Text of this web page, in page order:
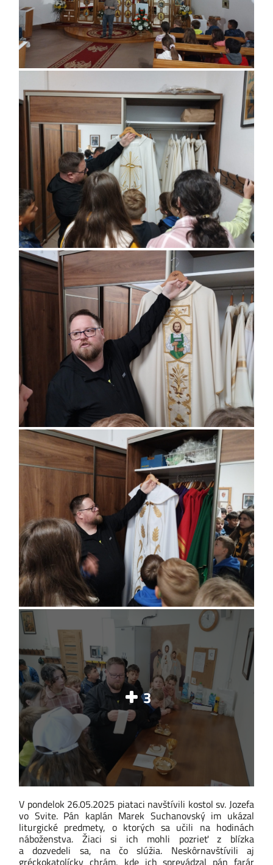
3
V pondelok 26.05.2025 piataci navštívili kostol sv. Jozefa
vo Svite. Pán kaplán Marek Suchanovskýim ukázal
liturgické predmety, o ktorých sa učili na hodinách
náboženstva. Žiaci si ich mohli pozrieť z blízka
a dozvedeli sa, na čo slúžia. Neskôrnavštívili aj
gréckokatolícky chrám, kde ich sprevádzal pán farár